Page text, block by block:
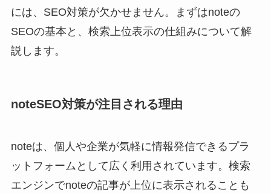
には、SEO対策が欠かせません。まずはnoteの
SEOの基本と、検索上位表示の仕組みについて解
説します。
noteSEO対策が注目される理由
noteは、個人や企業が気軽に情報発信できるプラ
ットフォームとして広く利用されています。検索
エンジンでnoteの記事が上位に表示されることも